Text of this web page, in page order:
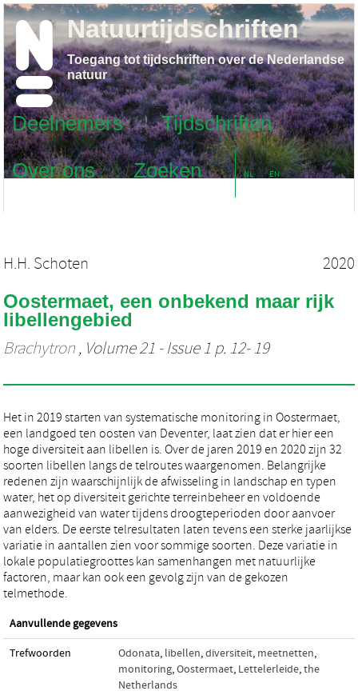
Deelnemers
Tijdschriften
Over ons
Zoeken NL EN
Natuurtijdschriften
Toegang tot tijdschriften over de Nederlandse
natuur
H.H. Schoten 2020
Oostermaet, een onbekend maar rijk
libellengebied
Brachytron , Volume 21 - Issue 1 p. 12- 19
Het in 2019 starten van systematische monitoring in Oostermaet,
een landgoed ten oosten van Deventer, laat zien dat er hier een
hoge diversiteit aan libellen is. Over de jaren 2019 en 2020 zijn 32
soorten libellen langs de telroutes waargenomen. Belangrijke
redenen zijn waarschijnlijk de afwisseling in landschap en typen
water, het op diversiteit gerichte terreinbeheer en voldoende
aanwezigheid van water tijdens droogteperioden door aanvoer
van elders. De eerste telresultaten laten tevens een sterke jaarlijkse
variatie in aantallen zien voor sommige soorten. Deze variatie in
lokale populatiegroottes kan samenhangen met natuurlijke
factoren, maar kan ook een gevolg zijn van de gekozen
telmethode.
Aanvullende gegevens
Trefwoorden Odonata, libellen,diversiteit, meetnetten,
monitoring,Oostermaet, Lettelerleide,the
Netherlands